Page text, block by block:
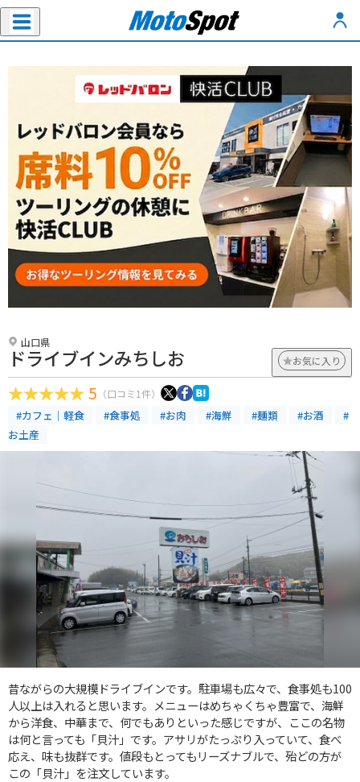
山口県
ドライブインみちしお お気に入り
5 （口コミ1件）
#カフェ｜軽食 #食事処 #お肉 #海鮮 #麺類 #お酒
#
お土産
昔ながらの大規模ドライブインです。駐車場も広々で、食事処も100
人以上は入れると思います。メニューはめちゃくちゃ豊富で、海鮮
から洋食、中華まで、何でもありといった感じですが、ここの名物
は何と言っても「貝汁」です。アサリがたっぷり入っていて、食べ
応え、味も抜群です。値段もとってもリーズナブルで、殆どの方が
この「貝汁」を注文しています。